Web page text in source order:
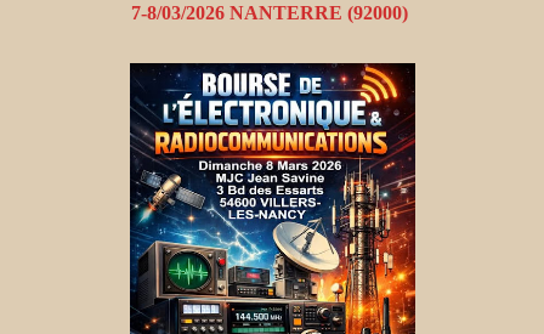
7-8/03/2026 NANTERRE (92000)